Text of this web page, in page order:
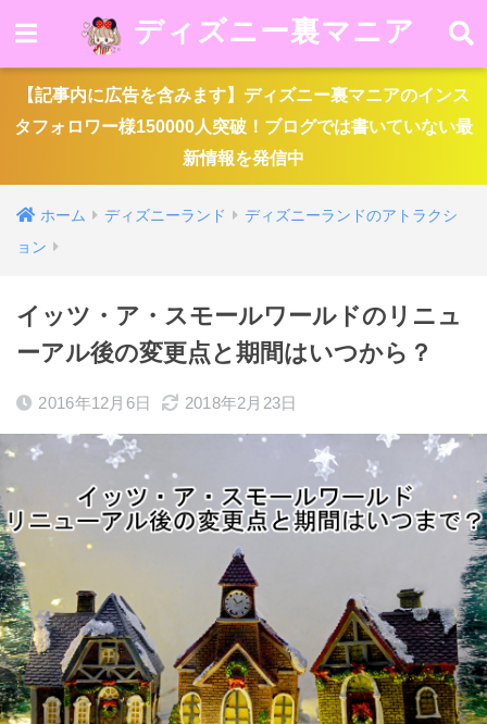
ディズニー裏マニア
【記事内に広告を含みます】ディズニー裏マニアのインス
タフォロワー様150000人突破！ブログでは書いていない最
新情報を発信中
ホーム ディズニーランド
ディズニーランドのアトラクシ
ョン
イッツ・ア・スモールワールドのリニュ
ーアル後の変更点と期間はいつから？
2016年12月6日 2018年2月23日